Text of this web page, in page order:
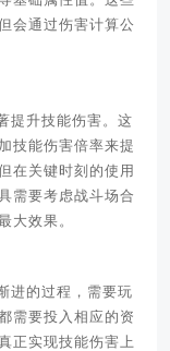
会通过伤害计算公
提升技能伤害。这
技能伤害倍率来提
在关键时刻的使用
需要考虑战斗场合
大效果。
进的过程，需要玩
需要投入相应的资
正实现技能伤害上